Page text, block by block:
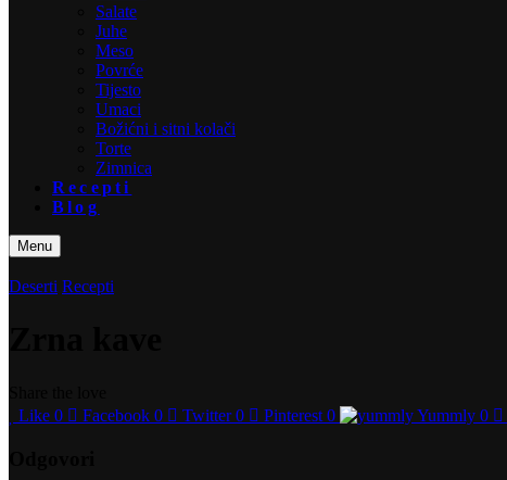
Salate
Juhe
Meso
Povrće
Tijesto
Umaci
Božićni i sitni kolači
Torte
Zimnica
Recepti
Blog
Menu
Deserti Recepti
Like 0 Facebook 0 Twitter 0 Pinterest 0 Yummly 0